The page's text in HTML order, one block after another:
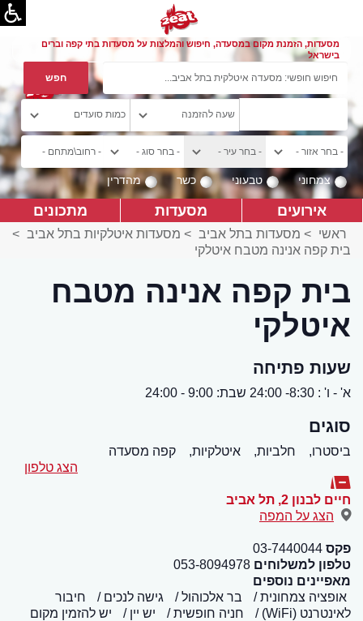
מסעדות, הזמנת מקום במסעדה, חיפוש והמלצות על מסעדות בתי קפה וברים
בישראל
צמחוני טבעוני כשר מהדרין
אירועים מסעדות מתכונים
ראשי > מסעדות בתל אביב > מסעדות איטלקיות בתל אביב >
בית קפה אנינה מטבח איטלקי
בית קפה אנינה מטבח
איטלקי
שעות פתיחה
א' - ו' : 8:30- 24:00 שבת: 9:00 - 24:00
סוגים
ביסטרו, חלביות, איטלקיות,
קפה מסעדה
הצג טלפון
חיים לבנון 2 , תל אביב
הצג על המפה
פקס 03-7440044
טלפון למשלוחים 053-8094978
מאפיינים נוספים
אופציה צמחונית
בר אלכוהול גישה לנכים
חיבור
לאינטרנט (WiFi)
חניה חופשית יש יין
יש להזמין מקום